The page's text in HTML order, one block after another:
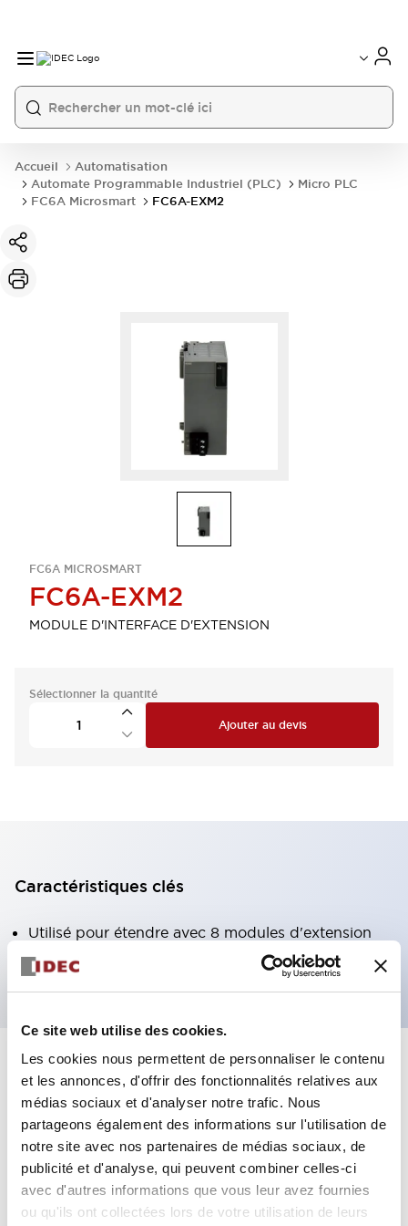
Ce site web utilise des cookies.
Les cookies nous permettent de personnaliser le contenu
et les annonces, d'offrir des fonctionnalités relatives aux
médias sociaux et d'analyser notre trafic. Nous
partageons également des informations sur l'utilisation de
notre site avec nos partenaires de médias sociaux, de
publicité et d'analyse, qui peuvent combiner celles-ci
avec d'autres informations que vous leur avez fournies
ou qu'ils ont collectées lors de votre utilisation de leurs
Accueil
Automatisation
Automate Programmable Industriel (PLC)
Micro PLC
FC6A Microsmart
FC6A-EXM2
FC6A MICROSMART
FC6A-EXM2
MODULE D'INTERFACE D'EXTENSION
Sélectionner la quantité
Ajouter au devis
Caractéristiques clés
Utilisé pour étendre avec 8 modules d'extension
supplémentaires
Spécifications Tout développer
Certification Specifications
Environmental Specifications
Mechanical Specifications